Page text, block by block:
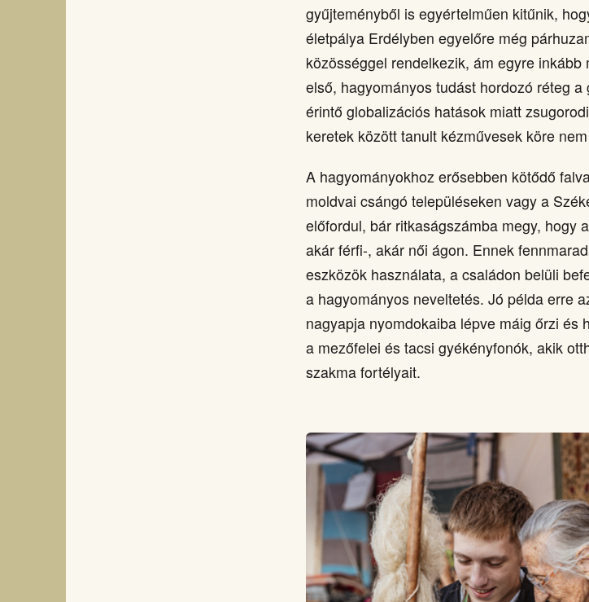
gyűjteményből is egyértelműen kitűnik,
életpálya Erdélyben egyelőre még
közösséggel rendelkezik, ám egyre
első, hagyományos tudást hordozó réteg
érintő globalizációs hatások miatt
keretek között tanult kézművesek köre
A hagyományokhoz erősebben kötődő
moldvai csángó településeken vagy a
előfordul, bár ritkaságszámba megy, hogy
akár férfi-, akár női ágon. Ennek
eszközök használata, a családon belüli
a hagyományos neveltetés. Jó példa erre
nagyapja nyomdokaiba lépve máig őrzi és
a mezőfelei és tacsi gyékényfonók, akik
szakma fortélyait.